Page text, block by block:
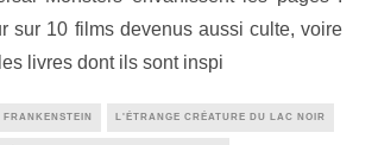
sur 10 films devenus aussi culte, voire
livres dont ils sont inspi
FRANKENSTEIN L'ÉTRANGE CRÉATURE DU LAC NOIR